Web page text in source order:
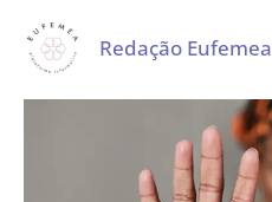
Redação Eufemea